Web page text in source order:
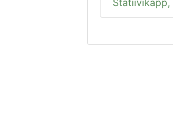
Statiivikäpp,